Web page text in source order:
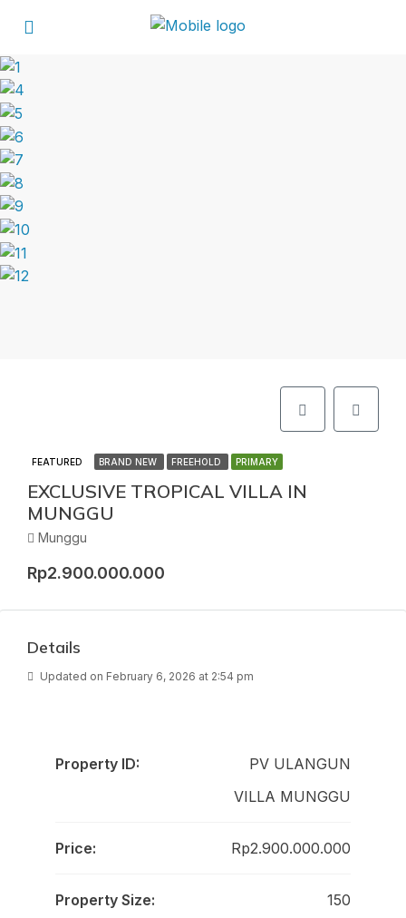
FEATURED BRAND NEW FREEHOLD PRIMARY
EXCLUSIVE TROPICAL VILLA IN
MUNGGU
Munggu
Rp2.900.000.000
Details
Updated on February 6, 2026 at 2:54 pm
Property ID:
PV ULANGUN
VILLA MUNGGU
Price: Rp2.900.000.000
Property Size: 150